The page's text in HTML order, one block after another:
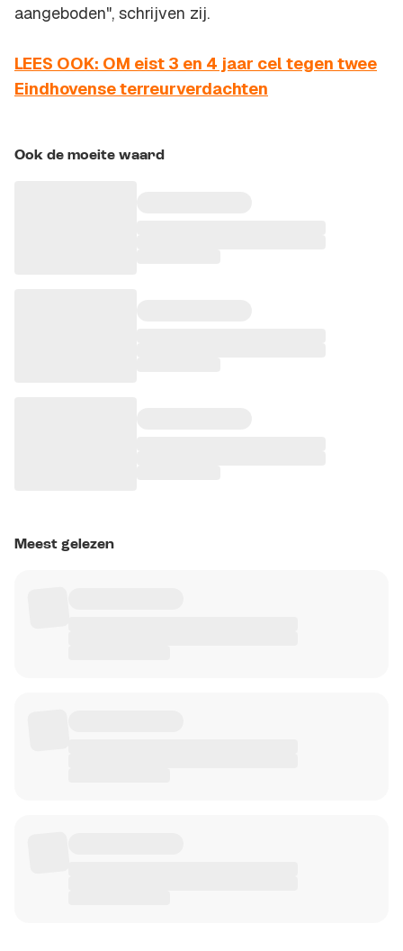
aangeboden", schrijven zij.
LEES OOK: OM eist 3 en 4 jaar cel tegen twee
Eindhovense terreurverdachten
Ook de moeite waard
Meest gelezen